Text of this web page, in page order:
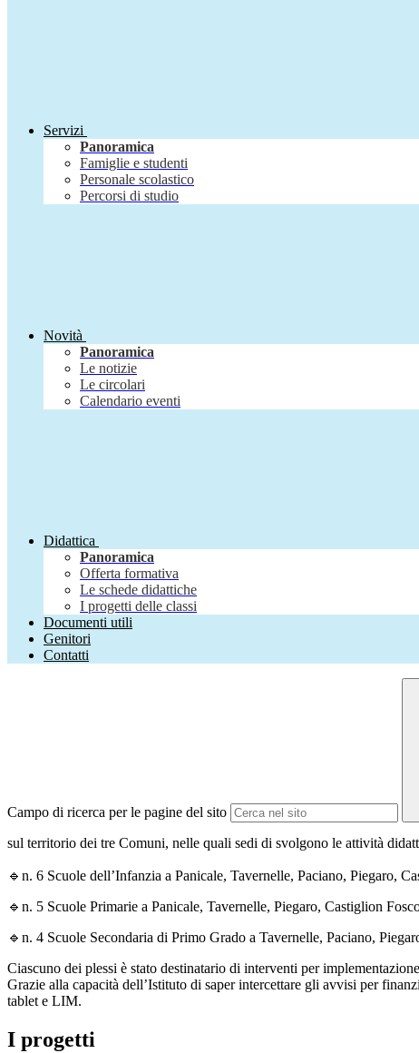
Servizi
Panoramica
Famiglie e studenti
Personale scolastico
Percorsi di studio
Novità
Panoramica
Le notizie
Le circolari
Calendario eventi
Didattica
Panoramica
Offerta formativa
Le schede didattiche
I progetti delle classi
Documenti utili
Genitori
Contatti
Campo di ricerca per le pagine del sito
sul territorio dei tre Comuni, nelle quali sedi di svolgono le attività
🔹n. 6 Scuole dell’Infanzia a Panicale, Tavernelle, Paciano, Piegaro,
🔹n. 5 Scuole Primarie a Panicale, Tavernelle, Piegaro, Castiglion
🔹n. 4 Scuole Secondaria di Primo Grado a Tavernelle, Paciano,
Ciascuno dei plessi è stato destinatario di interventi per
Grazie alla capacità dell’Istituto di saper intercettare gli avvisi per
tablet e LIM.
I progetti